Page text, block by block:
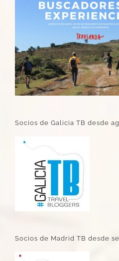
Socios de Galicia TB desde
Socios de Madrid TB desde